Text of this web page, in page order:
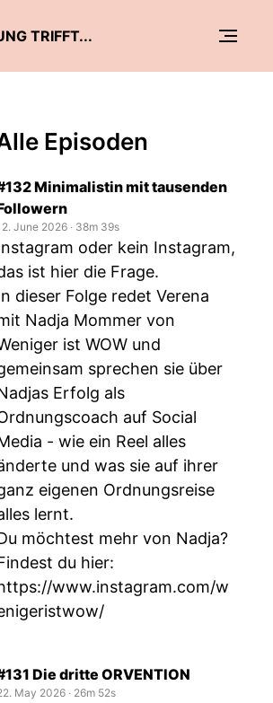
TRIFFT...
Episoden
Minimalistin mit tausenden
June 2026 ‧ 38m 39s
oder kein Instagram,
ist hier die Frage.
dieser Folge redet Verena
Nadja Mommer von
ist WOW und
sprechen sie über
Erfolg als
auf Social
- wie ein Reel alles
und was sie auf ihrer
eigenen Ordnungsreise
lernt.
möchtest mehr von Nadja?
du hier:
www.instagram.com/w
Die dritte ORVENTION
May 2026 ‧ 26m 52s